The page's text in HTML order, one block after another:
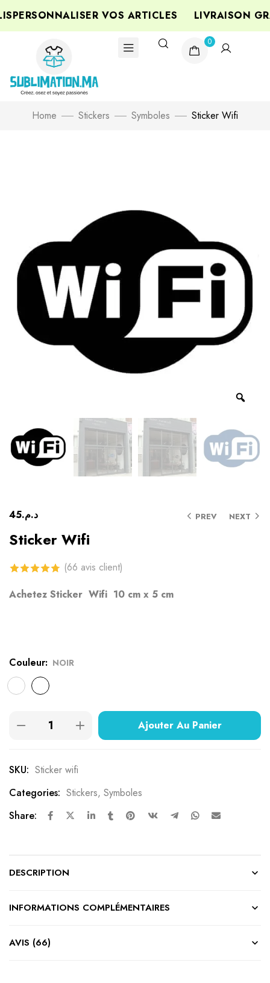
VOS ARTICLES LIVRAISON
0
Home Stickers Symboles Sticker Wifi
PREV NEXT د.م.45
Sticker Wifi
4.77
sur 5
(66 avis client)
Achetez Sticker Wifi 10 cm x 5 cm
Couleur NOIR
Ajouter Au Panier
SKU: Sticker wifi
Categories: Stickers, Symboles
Share:
DESCRIPTION
INFORMATIONS COMPLÉMENTAIRES
AVIS (66)